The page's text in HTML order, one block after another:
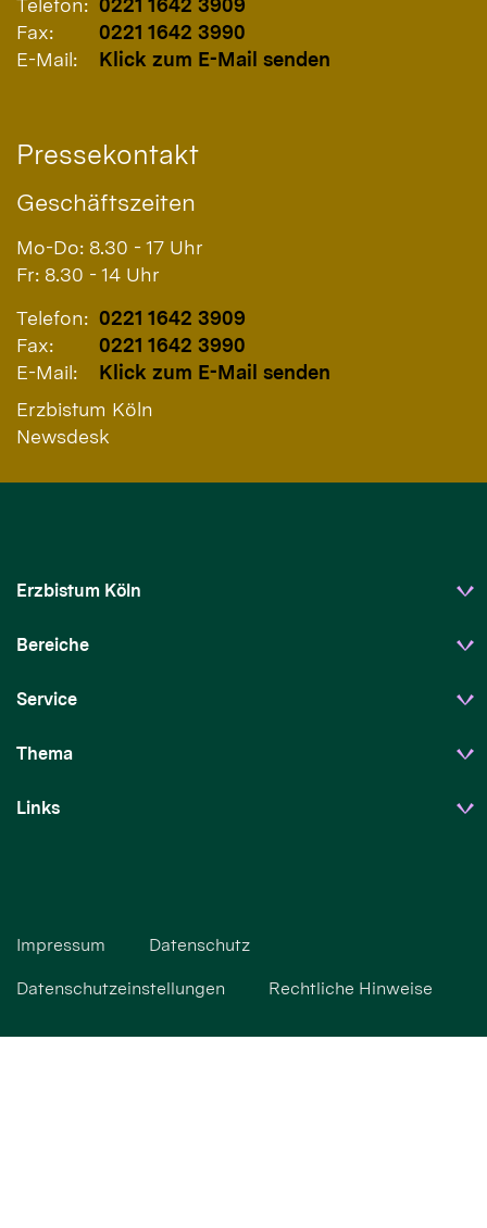
Telefon: 0221 1642 3909
Fax:
0221 1642 3990
E-Mail:
Klick zum E-Mail senden
Pressekontakt
Geschäftszeiten
Mo-Do: 8.30 - 17 Uhr
Fr: 8.30 - 14 Uhr
Telefon: 0221 1642 3909
Fax:
0221 1642 3990
E-Mail:
Klick zum E-Mail senden
Erzbistum Köln
Newsdesk
Erzbistum Köln
Bereiche
Service
Thema
Links
Impressum Datenschutz
Datenschutzeinstellungen Rechtliche Hinweise